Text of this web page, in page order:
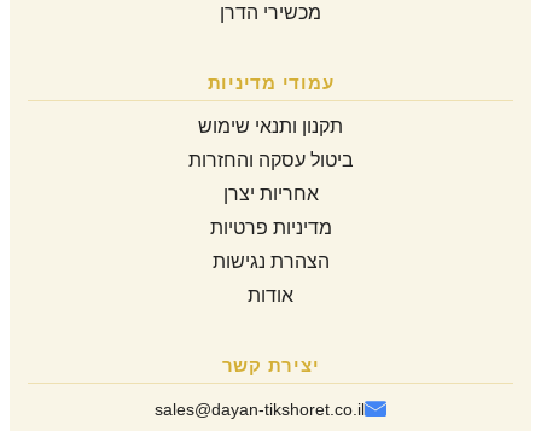
מכשירי הדרן
עמודי מדיניות
תקנון ותנאי שימוש
ביטול עסקה והחזרות
אחריות יצרן
מדיניות פרטיות
הצהרת נגישות
אודות
יצירת קשר
sales@dayan-tikshoret.co.il